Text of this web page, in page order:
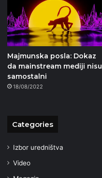
Majmunska posla: Dokaz
da mainstream mediji nisu
samostalni
18/08/2022
Categories
Izbor uredništva
Video